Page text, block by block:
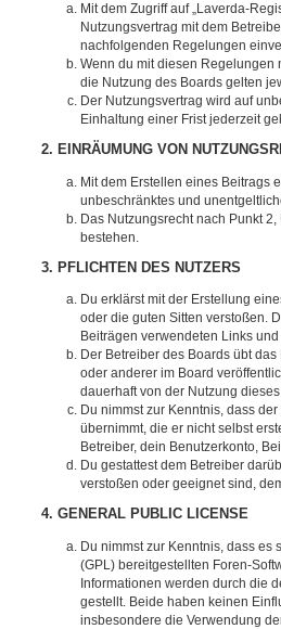
Mit dem Zugriff auf „Laverda-
Nutzungsvertrag mit dem
nachfolgenden Regelungen
Wenn du mit diesen Regelungen
die Nutzung des Boards gelten
Der Nutzungsvertrag wird auf
Einhaltung einer Frist jederzeit
2. EINRÄUMUNG VON
Mit dem Erstellen eines Beitrags
unbeschränktes und
Das Nutzungsrecht nach Punkt
bestehen.
3. PFLICHTEN DES NUTZERS
Du erklärst mit der Erstellung
oder die guten Sitten verstoßen.
Beiträgen verwendeten Links
Der Betreiber des Boards übt
oder anderer im Board
dauerhaft von der Nutzung
Du nimmst zur Kenntnis, dass
übernimmt, die er nicht selbst
Betreiber, dein Benutzerkonto,
Du gestattest dem Betreiber
verstoßen oder geeignet sind,
4. GENERAL PUBLIC LICENSE
Du nimmst zur Kenntnis, dass es
(GPL) bereitgestellten Foren-
Informationen werden durch die
gestellt. Beide haben keinen
insbesondere die Verwendung